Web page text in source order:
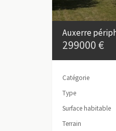
299000 €
Catégorie
Type
Surface habitable
Terrain